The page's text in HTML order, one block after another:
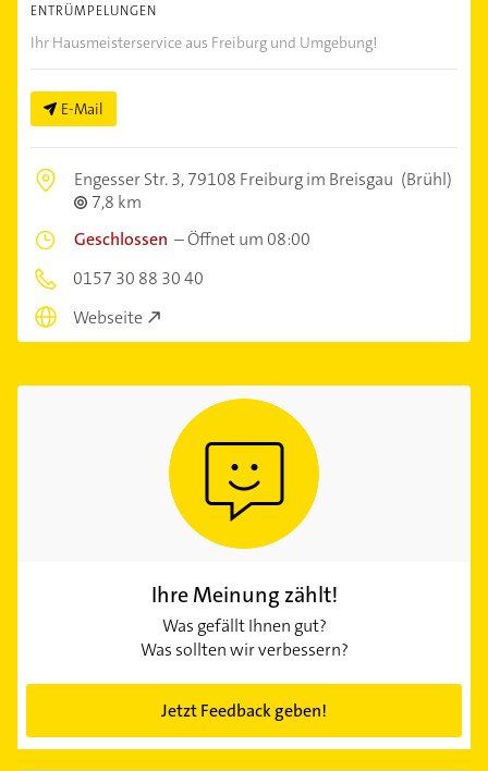
ENTRÜMPELUNGEN
Ihr Hausmeisterservice aus Freiburg und Umgebung!
E-Mail
Engesser Str. 3,79108 Freiburg im Breisgau (Brühl)
7,8 km
Geschlossen –Öffnet um 08:00
0157 30 88 30 40
Webseite
Ihre Meinung zählt!
Was gefällt Ihnen gut?
Was sollten wir verbessern?
Jetzt Feedback geben!